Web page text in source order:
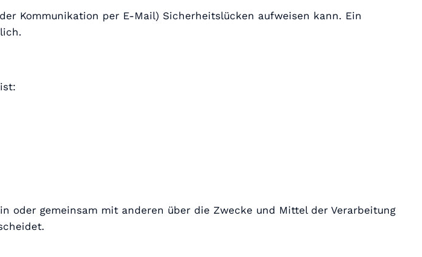
Kommunikation per E-Mail) Sicherheitslücken aufweisen kann. Ein
gemeinsam mit anderen über die Zwecke und Mittel der Verarbeitung